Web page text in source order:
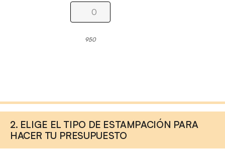
950
2. ELIGE EL TIPO DE ESTAMPACIÓN PARA
HACER TU PRESUPUESTO